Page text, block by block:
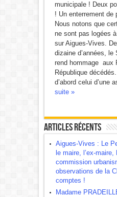
municipale ! Deux
! Un enterrement de
Nous notons que
ne sont pas logées
sur Aigues-Vives.
dizaine d’années, le
rend hommage aux
République
d’abord celui d’une
suite »
Articles récents
Aigues-Vives : Le
le maire, l’ex-
commission
observations de la
comptes !
Madame